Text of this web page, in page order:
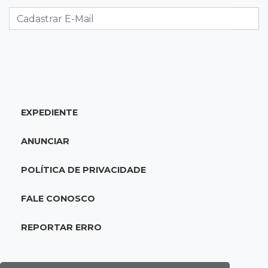
confronto com policiais militares
20:06Balcão de empregos
abertas em 114 funções
Em visita à Feira Central, Riedel volta a
EXPEDIENTE
ANUNCIAR
POLÍTICA DE PRIVACIDADE
FALE CONOSCO
REPORTAR ERRO